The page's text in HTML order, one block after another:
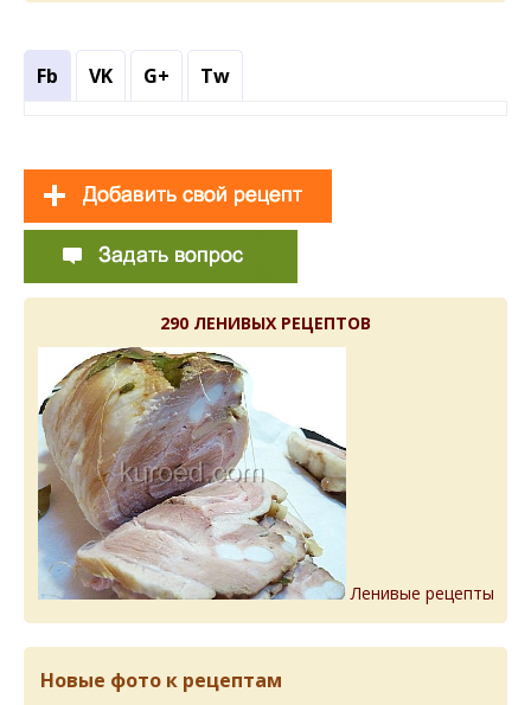
Fb VK G+ Tw
290 ЛЕНИВЫХ РЕЦЕПТОВ
Ленивые рецепты
Новые фото к рецептам